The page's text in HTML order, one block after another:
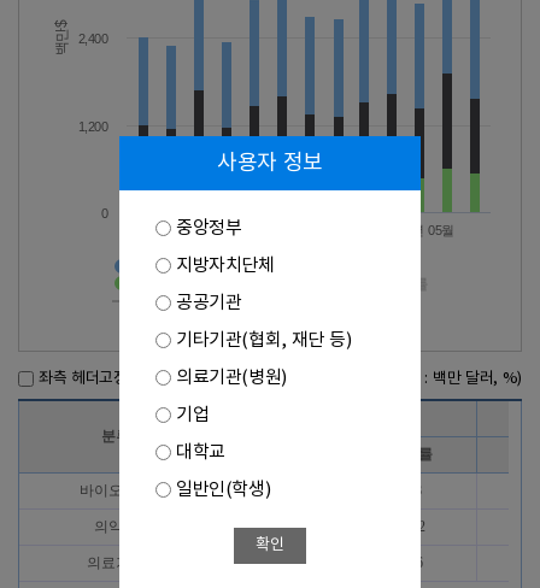
백만$
바이오헬스>수출액
의약품>증감률
2025년 09월 2026년 05월
0
1,200
2,400
좌측 헤더고정 (단위 : 백만 달러, %)
분류
증감률
바이오헬스 1,207 -1.8
의약품 696 -10.2
의료기기 511 14.6
사용자 정보
중앙정부
지방자치단체
공공기관
기타기관(협회, 재단 등)
의료기관(병원)
기업
대학교
일반인(학생)
확인